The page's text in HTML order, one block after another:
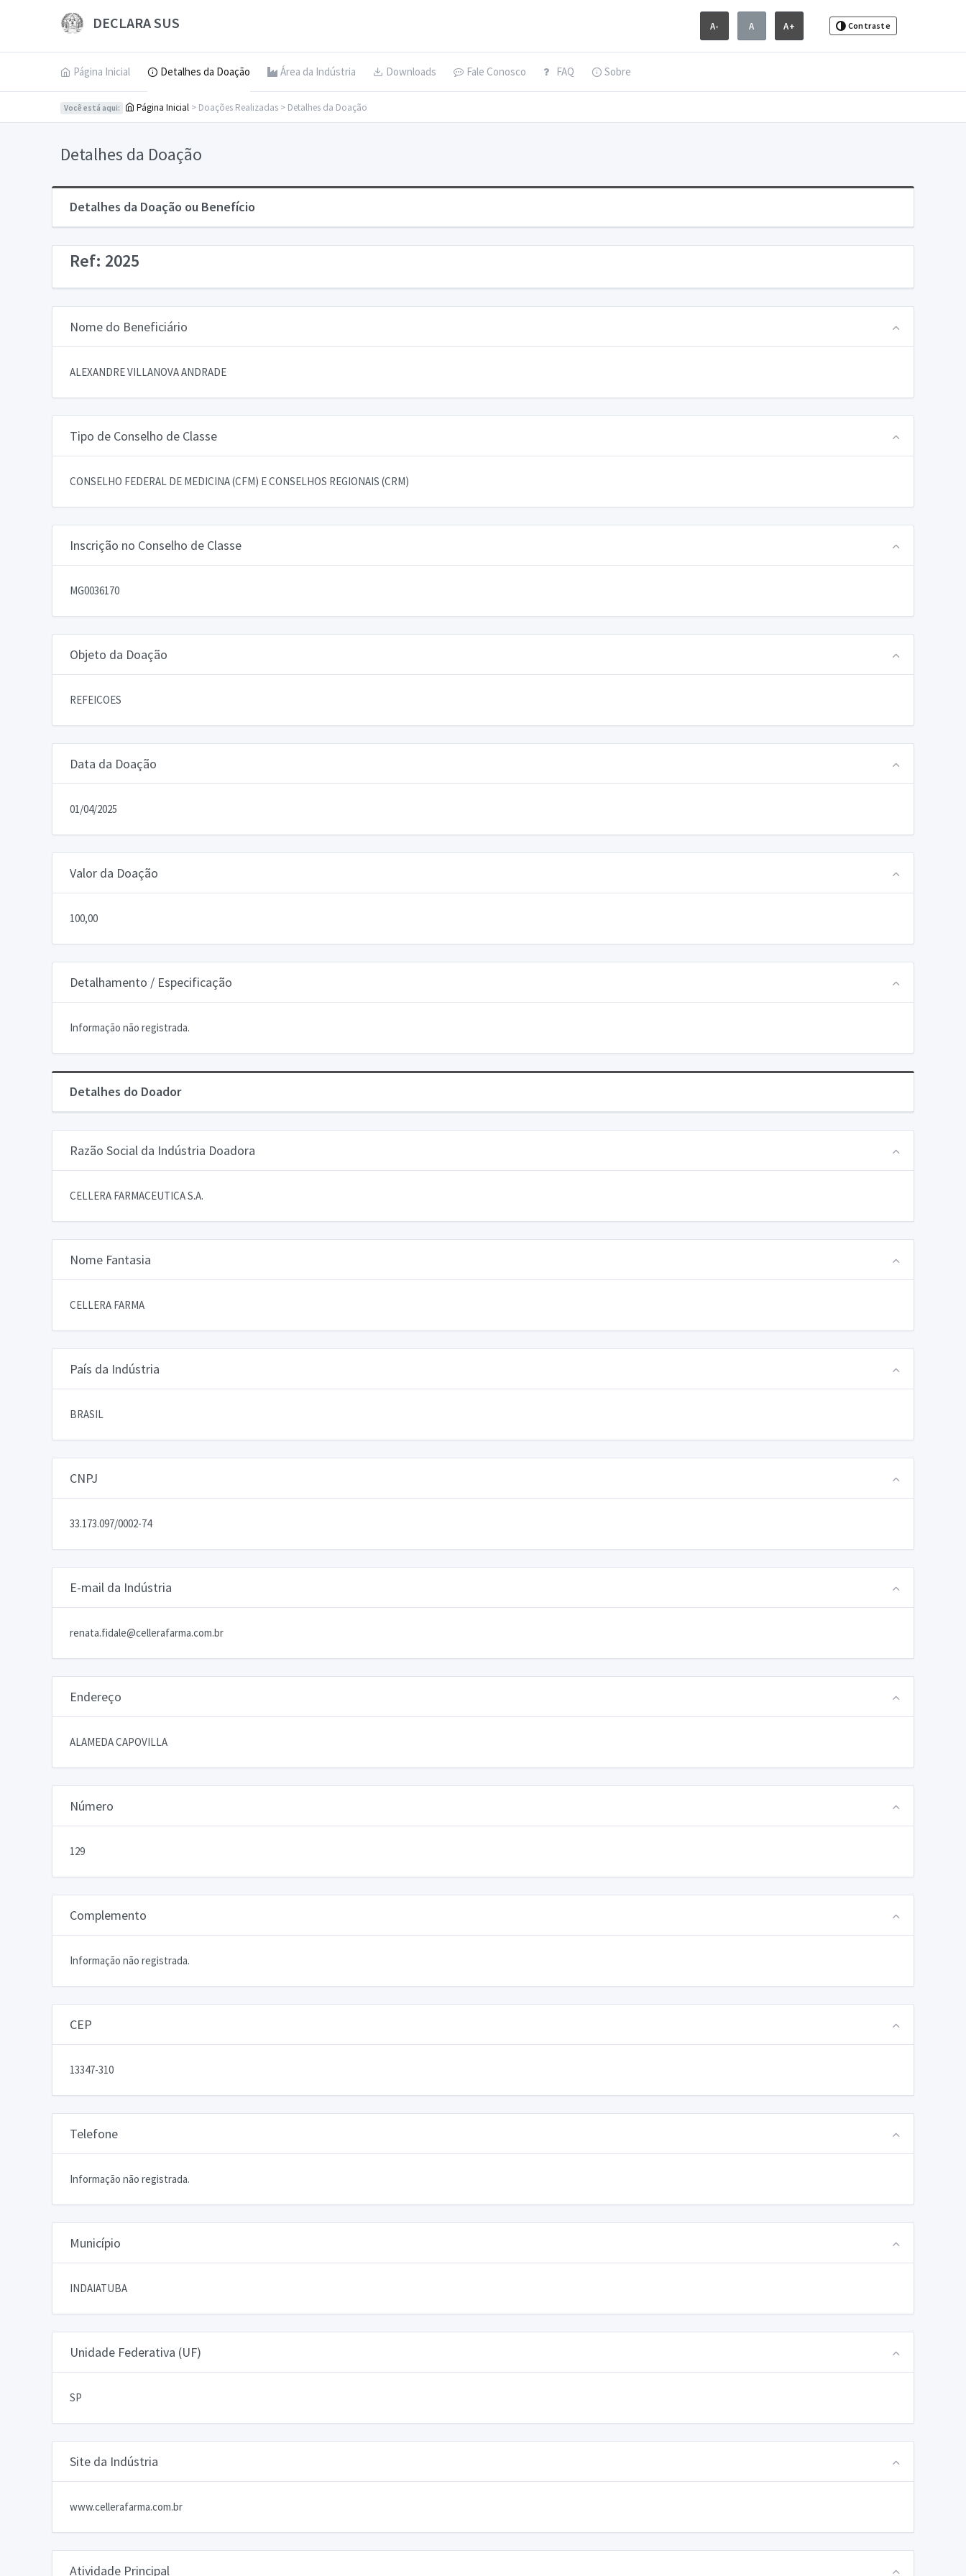
DECLARA SUS A- A A+ Contraste
Página Inicial Detalhes da Doação Área da Indústria Downloads Fale Conosco FAQ Sobre
Você está aqui: Página Inicial > Doações Realizadas > Detalhes da Doação
Detalhes da Doação
Detalhes da Doação ou Benefício
Ref: 2025
Nome do Beneficiário
ALEXANDRE VILLANOVA ANDRADE
Tipo de Conselho de Classe
CONSELHO FEDERAL DE MEDICINA (CFM) E CONSELHOS REGIONAIS (CRM)
Inscrição no Conselho de Classe
MG0036170
Objeto da Doação
REFEICOES
Data da Doação
01/04/2025
Valor da Doação
100,00
Detalhamento / Especificação
Informação não registrada.
Detalhes do Doador
Razão Social da Indústria Doadora
CELLERA FARMACEUTICA S.A.
Nome Fantasia
CELLERA FARMA
País da Indústria
BRASIL
CNPJ
33.173.097/0002-74
E-mail da Indústria
renata.fidale@cellerafarma.com.br
Endereço
ALAMEDA CAPOVILLA
Número
129
Complemento
Informação não registrada.
CEP
13347-310
Telefone
Informação não registrada.
Município
INDAIATUBA
Unidade Federativa (UF)
SP
Site da Indústria
www.cellerafarma.com.br
Atividade Principal